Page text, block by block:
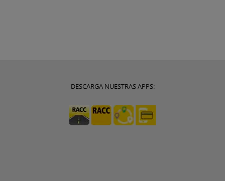
DESCARGA NUESTRAS APPS: